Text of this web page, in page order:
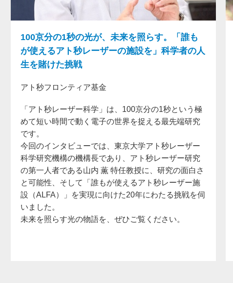
100京分の1秒の光が、未来を照らす。「誰も
が使えるアト秒レーザーの施設を」科学者の人
生を賭けた挑戦
アト秒フロンティア基金
「アト秒レーザー科学」は、100京分の1秒という極
めて短い時間で動く電子の世界を捉える最先端研究
です。
今回のインタビューでは、東京大学アト秒レーザー
科学研究機構の機構長であり、アト秒レーザー研究
の第一人者である山内 薫 特任教授に、研究の面白さ
と可能性、そして「誰もが使えるアト秒レーザー施
設（ALFA）」を実現に向けた20年にわたる挑戦を伺
いました。
未来を照らす光の物語を、ぜひご覧ください。